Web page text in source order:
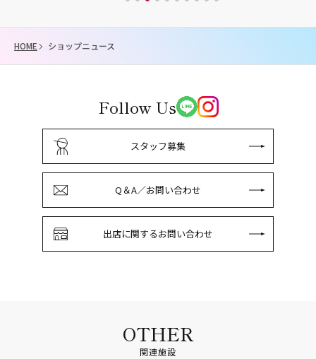
HOME ショップニュース
Follow Us
スタッフ募集
Q＆A／お問い合わせ
出店に関するお問い合わせ
OTHER
関連施設